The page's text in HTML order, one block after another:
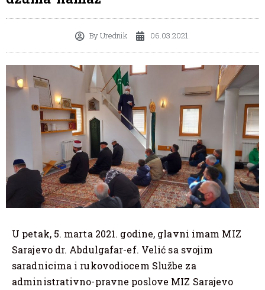
ByUrednik 06.03.2021.
U petak, 5. marta 2021. godine, glavni imam MIZ
Sarajevo dr. Abdulgafar-ef. Velić sa svojim
saradnicima i rukovodiocem Službe za
administrativno-pravne poslove MIZ Sarajevo